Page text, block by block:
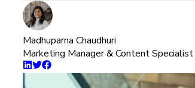
Madhuparna Chaudhuri
Marketing Manager & Content